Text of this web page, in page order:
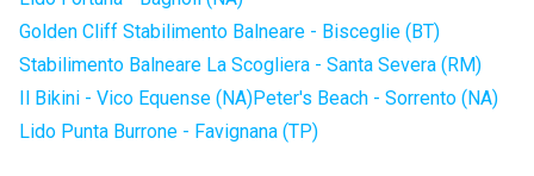
Golden Cliff Stabilimento Balneare - Bisceglie (BT)
Stabilimento Balneare La Scogliera - Santa Severa (RM)
Il Bikini - Vico Equense (NA)Peter's Beach - Sorrento (NA)
Lido Punta Burrone - Favignana (TP)